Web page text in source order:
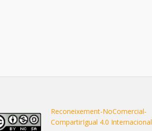
Reconeixement-NoComercial-
CompartirIgual 4.0 Internacional